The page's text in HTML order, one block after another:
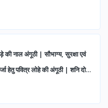
की नाल अंगूठी | सौभाग्य, सुरक्षा एवं
हेतु पवित्र लोहे की अंगूठी | शनि दोष
के लिए आध्यात्मिक रिंग